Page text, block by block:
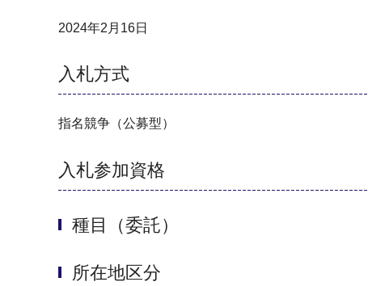
2024年2月16日
入札方式
指名競争（公募型）
入札参加資格
種目（委託）
所在地区分